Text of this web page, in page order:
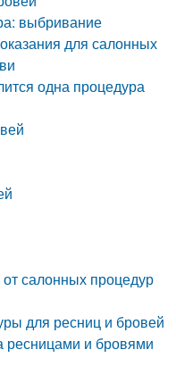
выбривание
для салонных
одна процедура
салонных процедур
для ресниц и бровей
ресницами и бровями